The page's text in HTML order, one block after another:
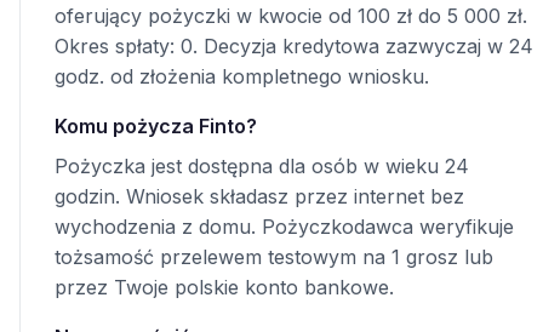
oferujący pożyczki w kwocie od 100 zł do 5 000 zł.
Okres spłaty: 0. Decyzja kredytowa zazwyczaj w 24
godz. od złożenia kompletnego wniosku.
Komu pożycza Finto?
Pożyczka jest dostępna dla osób w wieku 24
godzin. Wniosek składasz przez internet bez
wychodzenia z domu. Pożyczkodawca weryfikuje
tożsamość przelewem testowym na 1 grosz lub
przez Twoje polskie konto bankowe.